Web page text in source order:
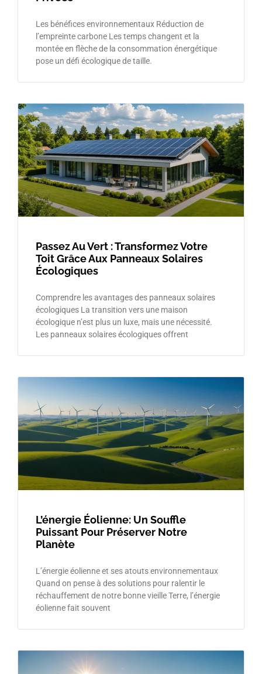
Les bénéfices environnementaux Réduction de
l’empreinte carbone Les temps changent et la
montée en flèche de la consommation énergétique
pose un défi écologique de taille.
Passez Au Vert : Transformez Votre
Toit Grâce Aux Panneaux Solaires
Écologiques
Comprendre les avantages des panneaux solaires
écologiques La transition vers une maison
écologique n’est plus un luxe, mais une nécessité.
Les panneaux solaires écologiques offrent
L’énergie Éolienne: Un Souffle
Puissant Pour Préserver Notre
Planète
L’énergie éolienne et ses atouts environnementaux
Quand on pense à des solutions pour ralentir le
réchauffement de notre bonne vieille Terre, l’énergie
éolienne fait souvent